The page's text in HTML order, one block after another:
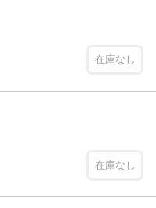
在庫なし
在庫なし